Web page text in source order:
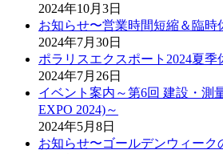
2024年10月3日
お知らせ〜営業時間短縮＆臨時
2024年7月30日
ポラリスエクスポート2024夏季
2024年7月26日
イベント案内～第6回 建設・測
EXPO 2024)～
2024年5月8日
お知らせ〜ゴールデンウィーク